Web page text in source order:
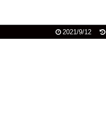
2021/9/12